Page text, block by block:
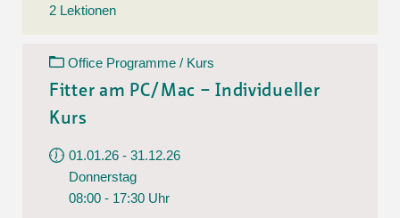
2 Lektionen
Office Programme / Kurs
Fitter am PC/Mac – Individueller
Kurs
01.01.26 - 31.12.26
Donnerstag
08:00 - 17:30 Uhr